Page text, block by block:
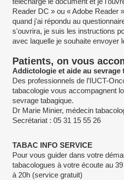
Reader DC » ou « Adobe Reader
quand j'ai répondu au
s'ouvrira, je suis les instructions
avec laquelle je souhaite envoyer
Patients, on vous
Addictologie et aide au sevrage
Des professionnels de l’IUCT-
tabacologie vous accompagnent
sevrage tabagique.
Dr Marie Minier, médecin
Secrétariat : 05 31 15 55 26
TABAC INFO SERVICE
Pour vous guider dans votre
tabacologues à votre écoute au
à 20h (service gratuit)